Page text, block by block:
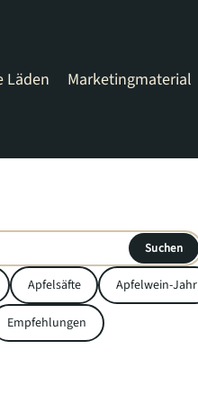
Läden Marketingmaterial
Suchen
Apfelsäfte Apfelwein-Jahr
Empfehlungen